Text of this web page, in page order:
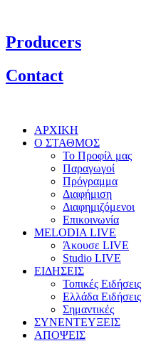
Producers
Contact
ΑΡΧΙΚΗ
Ο ΣΤΑΘΜΟΣ
Το Προφίλ μας
Παραγωγοί
Πρόγραμμα
Διαφήμιση
Διαφημιζόμενοι
Επικοινωνία
MELODIA LIVE
Άκουσε LIVE
Studio LIVE
ΕΙΔΗΣΕΙΣ
Τοπικές Ειδήσεις
Ελλάδα Ειδήσεις
Σημαντικές
ΣΥΝΕΝΤΕΥΞΕΙΣ
ΑΠΟΨΕΙΣ